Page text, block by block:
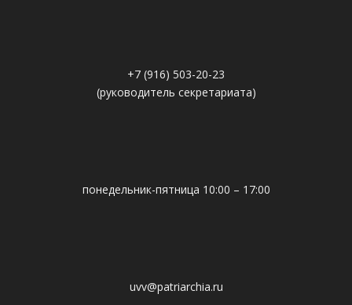
+7 (916) 503-20-23
(руководитель секретариата)
понедельник-пятница 10:00 – 17:00
uvv@patriarchia.ru